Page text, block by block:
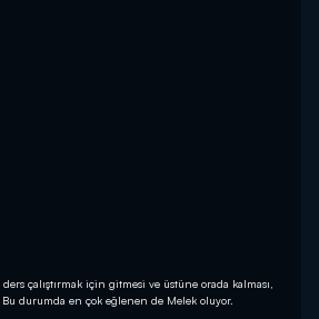
çalıştırmak için gitmesi ve üstüne orada kalması,
durumda en çok eğlenen de Melek oluyor.